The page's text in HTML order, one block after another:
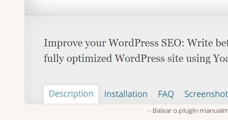
Baixar o plugin